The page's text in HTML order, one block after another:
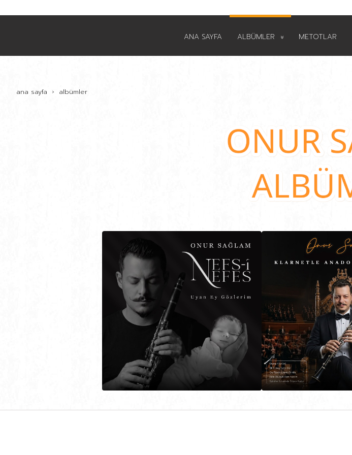
ANA SAYFA ALBÜMLER METOTLAR
ana sayfa albümler